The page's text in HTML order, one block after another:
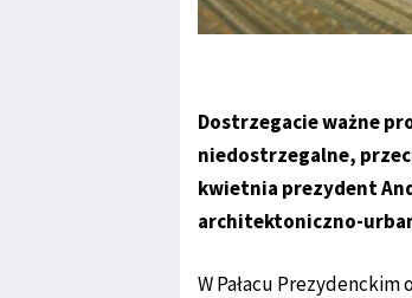
Dostrzegacie ważne
niedostrzegalne,
kwietnia prezydent
architektoniczno-
W Pałacu